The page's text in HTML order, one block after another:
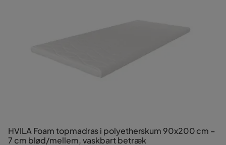
HVILA Foam topmadras i polyetherskum 90x200 cm –
7 cm blød/mellem, vaskbart betræk